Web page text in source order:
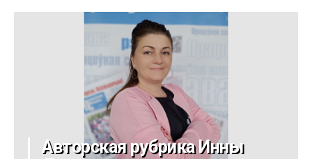
Авторская рубрика Инны